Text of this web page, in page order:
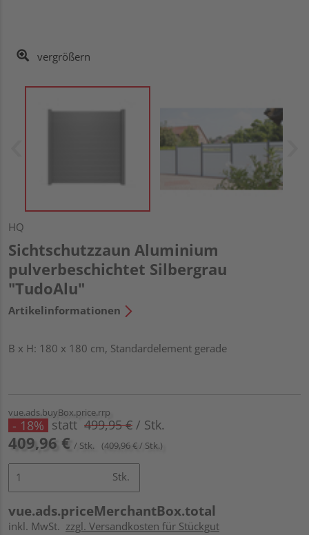
vergrößern
HQ
Sichtschutzzaun Aluminium
pulverbeschichtet Silbergrau
"TudoAlu"
Artikelinformationen
B x H: 180 x 180 cm, Standardelement gerade
vue.ads.buyBox.price.rrp
- 18% statt 499,95 € / Stk.
409,96 € / Stk. (409,96 € / Stk.)
Stk.
vue.ads.priceMerchantBox.total
inkl. MwSt. zzgl. Versandkosten für Stückgut